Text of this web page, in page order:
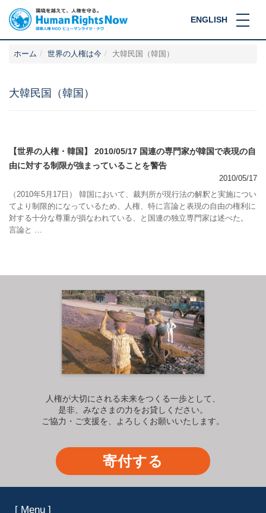
ENGLISH
ホーム 世界の人権は今 大韓民国（韓国）
大韓民国（韓国）
【世界の人権・韓国】 2010/05/17 国連の専門家が韓国で表現の自
由に対する制限が強まっていることを警告
2010/05/17
（2010年5月17日） 韓国において、裁判所が現行法の解釈と実施につい
てより制限的になっているため、人権、特に言論と表現の自由の権利に
対する十分な尊重が損なわれている、と国連の独立専門家は述べた。
言論と …
人権が大切にされる未来をつくる一歩として、
是非、みなさまの力をお貸しください。
ご協力・ご支援を、よろしくお願いいたします。
寄付する
[ Menu ]